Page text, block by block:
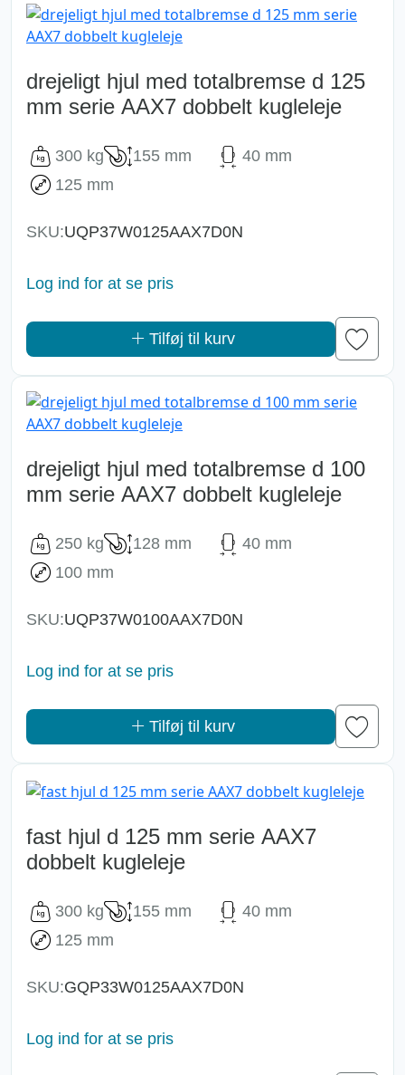
drejeligt hjul med totalbremse d 125
mm serie AAX7 dobbelt kugleleje
300 kg 155 mm
40 mm
125 mm
SKU:UQP37W0125AAX7D0N
Log ind for at se pris
Tilføj til kurv
drejeligt hjul med totalbremse d 100
mm serie AAX7 dobbelt kugleleje
250 kg 128 mm
40 mm
100 mm
SKU:UQP37W0100AAX7D0N
Log ind for at se pris
Tilføj til kurv
fast hjul d 125 mm serie AAX7
dobbelt kugleleje
300 kg 155 mm
40 mm
125 mm
SKU:GQP33W0125AAX7D0N
Log ind for at se pris